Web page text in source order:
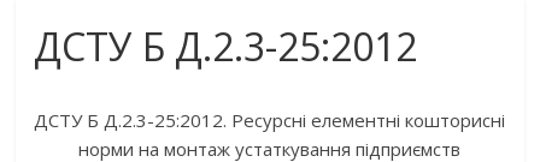
ДСТУ Б Д.2.3-25:2012
ДСТУ Б Д.2.3-25:2012. Ресурсні елементні кошторисні
норми на монтаж устаткування підприємств